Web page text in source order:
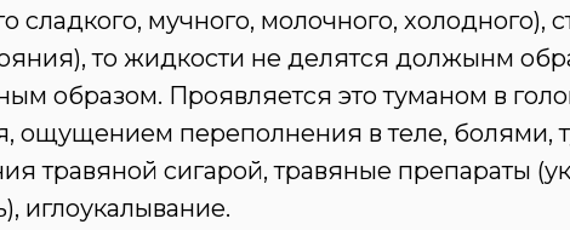
мучного, молочного, холодного),
то жидкости не делятся должынм
образом. Проявляется это туманом в
ощущением переполнения в теле, болями,
травяной сигарой, травяные препараты
иглоукалывание.